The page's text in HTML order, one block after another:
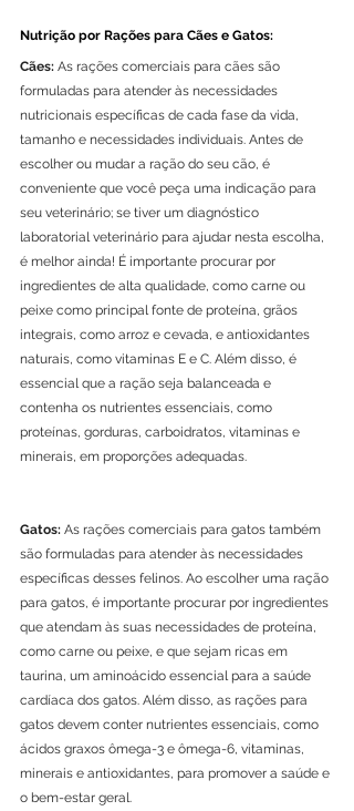
Nutrição por Rações para Cães e Gatos:
Cães: As rações comerciais para cães são
formuladas para atender às necessidades
nutricionais específicas de cada fase da vida,
tamanho e necessidades individuais. Antes de
escolher ou mudar a ração do seu cão, é
conveniente que você peça uma indicação para
seu veterinário; se tiver um diagnóstico
laboratorial veterinário para ajudar nesta escolha,
é melhor ainda! É importante procurar por
ingredientes de alta qualidade, como carne ou
peixe como principal fonte de proteína, grãos
integrais, como arroz e cevada, e antioxidantes
naturais, como vitaminas E e C. Além disso, é
essencial que a ração seja balanceada e
contenha os nutrientes essenciais, como
proteínas, gorduras, carboidratos, vitaminas e
minerais, em proporções adequadas.
Gatos: As rações comerciais para gatos também
são formuladas para atender às necessidades
específicas desses felinos. Ao escolher uma ração
para gatos, é importante procurar por ingredientes
que atendam às suas necessidades de proteína,
como carne ou peixe, e que sejam ricas em
taurina, um aminoácido essencial para a saúde
cardíaca dos gatos. Além disso, as rações para
gatos devem conter nutrientes essenciais, como
ácidos graxos ômega-3 e ômega-6, vitaminas,
minerais e antioxidantes, para promover a saúde e
o bem-estar geral.